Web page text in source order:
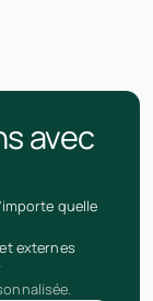
avec
quelle
externes